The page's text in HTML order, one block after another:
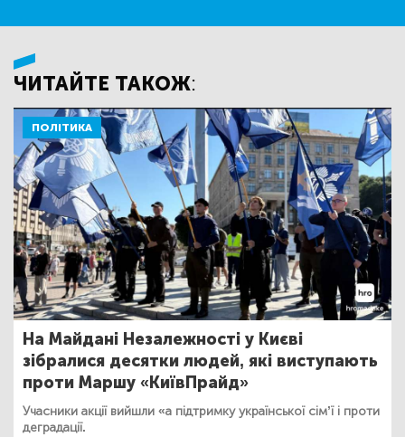
ЧИТАЙТЕ ТАКОЖ:
ПОЛІТИКА
На Майдані Незалежності у Києві
зібралися десятки людей, які виступають
проти Маршу «КиївПрайд»
Учасники акції вийшли «а підтримку української сімʼї і проти
деградації.